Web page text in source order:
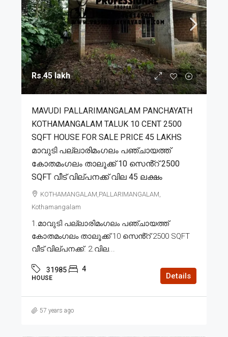
Rs.45 lakh
MAVUDI PALLARIMANGALAM PANCHAYATH
KOTHAMANGALAM TALUK 10 CENT 2500
SQFT HOUSE FOR SALE PRICE 45 LAKHS
മാവുടി പല്ലാരിമംഗലം പഞ്ചായത്ത്
കോതമംഗലം താലൂക്ക് 10 സെൻ്റ് 2500
SQFT വീട് വില്പനക്ക് വില 45 ലക്ഷം
KOTHAMANGALAM,PALLARIMANGALAM,
Kothamangalam
1.മാവുടി പല്ലാരിമംഗലം പഞ്ചായത്ത്
കോതമംഗലം താലൂക്ക് 10 സെൻ്റ് 2500 SQFT
വീട് വില്പനക്ക്. 2.വില...
31985 4
HOUSE Details
57 years ago